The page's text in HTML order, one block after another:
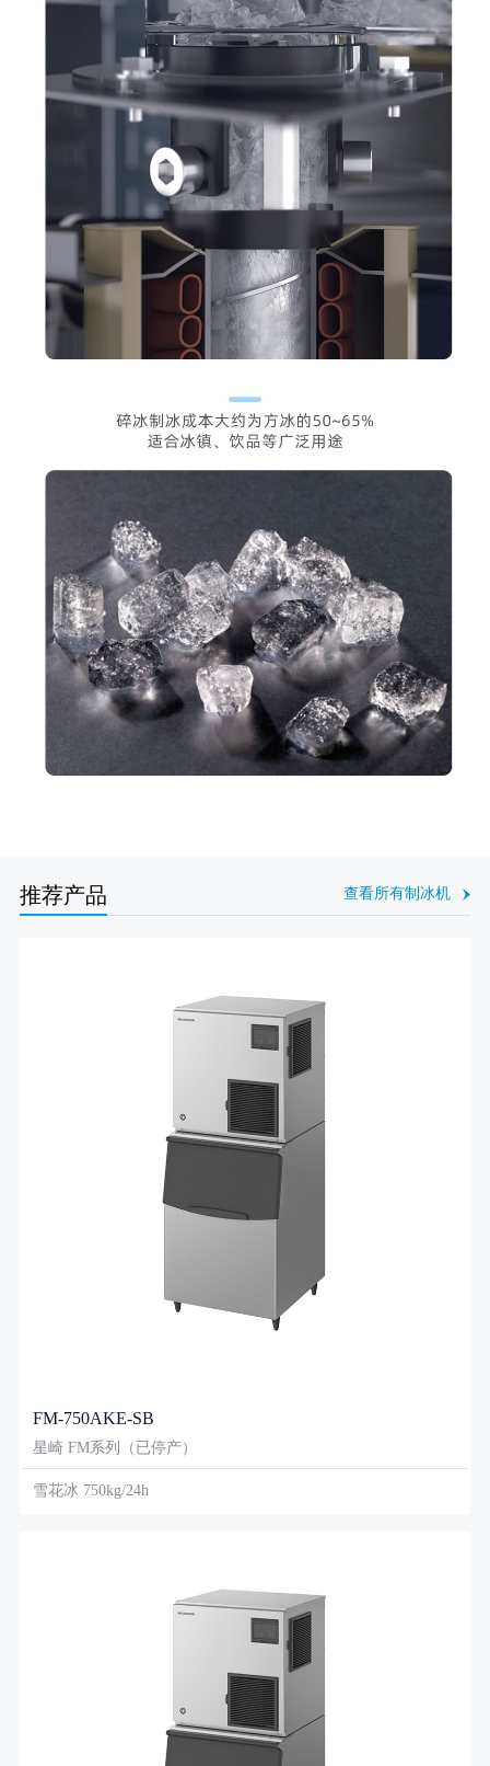
推荐产品 查看所有制冰机
FM-750AKE-SB
星崎 FM系列（已停产）
雪花冰 750kg/24h